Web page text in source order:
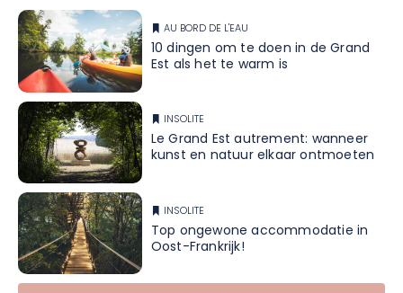
AU BORD DE L'EAU
10 dingen om te doen in de Grand
Est als het te warm is
INSOLITE
Le Grand Est autrement: wanneer
kunst en natuur elkaar ontmoeten
INSOLITE
Top ongewone accommodatie in
Oost-Frankrijk!